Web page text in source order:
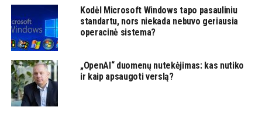
Kodėl Microsoft Windows tapo pasauliniu
standartu, nors niekada nebuvo geriausia
operacinė sistema?
„OpenAI“ duomenų nutekėjimas: kas nutiko
ir kaip apsaugoti verslą?